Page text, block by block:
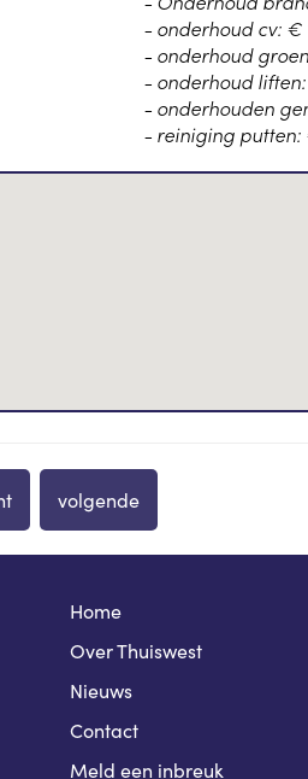
- onderhoud cv: €
- onderhoud
- onderhoud
- onderhouden
- reiniging putten:
volgende
Home
Over Thuiswest
Nieuws
Contact
Meld een inbreuk